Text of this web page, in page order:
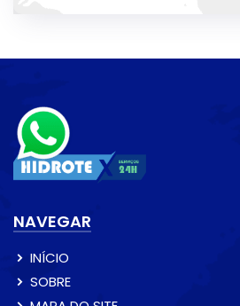
NAVEGAR
INÍCIO
SOBRE